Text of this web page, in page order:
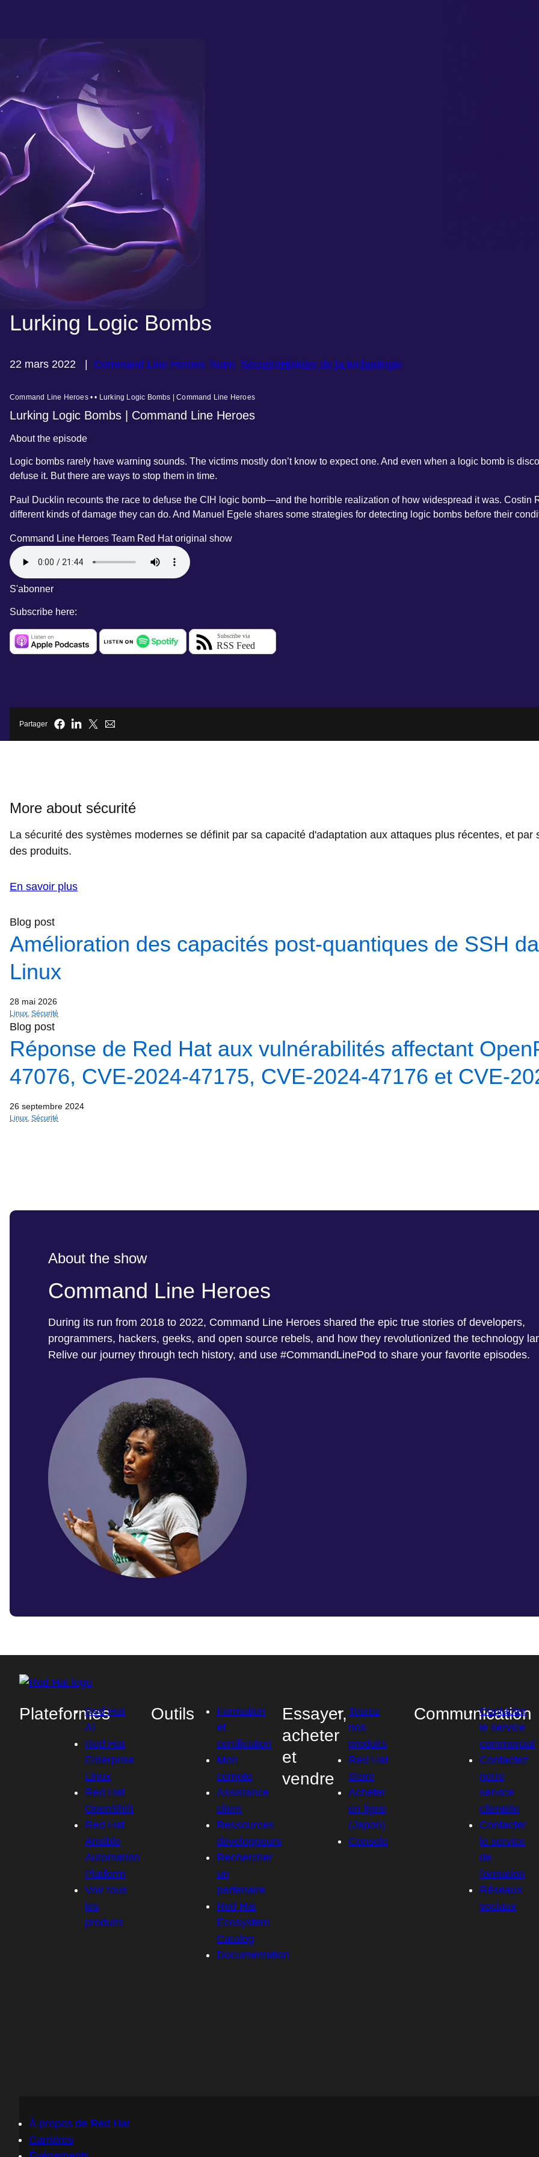
Lurking Logic Bombs
22 mars 2022 Command Line Heroes Team SécuritéHistoire de la technologie
Command Line Heroes • • Lurking Logic Bombs | Command Line Heroes
Lurking Logic Bombs | Command Line Heroes
About the episode
Logic bombs rarely have warning sounds. The victims mostly don’t know to expect one. And even when a logic bomb is
defuse it. But there are ways to stop them in time.
Paul Ducklin recounts the race to defuse the CIH logic bomb—and the horrible realization of how widespread it was. Costin
different kinds of damage they can do. And Manuel Egele shares some strategies for detecting logic bombs before their
Command Line Heroes Team Red Hat original show
S'abonner
Subscribe here:
Partager
More about sécurité
La sécurité des systèmes modernes se définit par sa capacité d'adaptation aux attaques plus récentes, et
des produits.
En savoir plus
Blog post
Amélioration des capacités post-quantiques de SSH
Linux
28 mai 2026
Linux, Sécurité
Blog post
Réponse de Red Hat aux vulnérabilités affectant
47076, CVE-2024-47175, CVE-2024-47176 et CVE-
26 septembre 2024
Linux, Sécurité
About the show
Command Line Heroes
During its run from 2018 to 2022, Command Line Heroes shared the epic true stories of developers,
programmers, hackers, geeks, and open source rebels, and how they revolutionized the technology
Relive our journey through tech history, and use #CommandLinePod to share your favorite episodes.
Plateformes
Red Hat
AI
Red Hat
Enterprise
Linux
Red Hat
OpenShift
Red Hat
Ansible
Automation
Platform
Voir tous
les
produits
Outils
Formation
et
certification
Mon
compte
Assistance
client
Ressources
développeurs
Rechercher
un
partenaire
Red Hat
Ecosystem
Catalog
Documentation
Essayer,
acheter
et
vendre
Testez
nos
produits
Red Hat
Store
Acheter
en ligne
(Japon)
Console
Communication
Contacter
le service
commercial
Contactez
notre
service
clientèle
Contacter
le service
de
formation
Réseaux
sociaux
À propos de Red Hat
Carrières